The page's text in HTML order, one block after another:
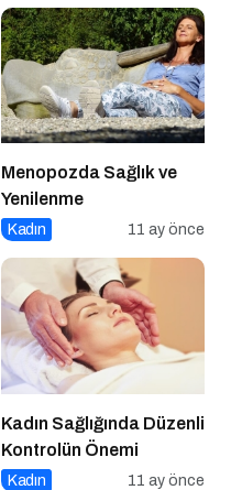
Menopozda Sağlık ve
Yenilenme
Kadın 11 ay önce
Kadın Sağlığında Düzenli
Kontrolün Önemi
Kadın 11 ay önce